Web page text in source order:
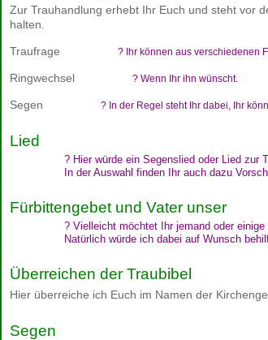
Zur Trauhandlung erhebt Ihr Euch und steht vor
halten.
Traufrage ? Ihr können aus verschiedenen
Ringwechsel ? Wenn Ihr ihn wünscht.
Segen ? In der Regel steht Ihr dabei, Ihr
Lied
? Hier würde ein Segenslied oder Lied zur
In der Auswahl finden Ihr auch dazu
Fürbittengebet und Vater unser
? Vielleicht möchtet Ihr jemand oder
Natürlich würde ich dabei auf Wunsch
Überreichen der Traubibel
Hier überreiche ich Euch im Namen der
Segen